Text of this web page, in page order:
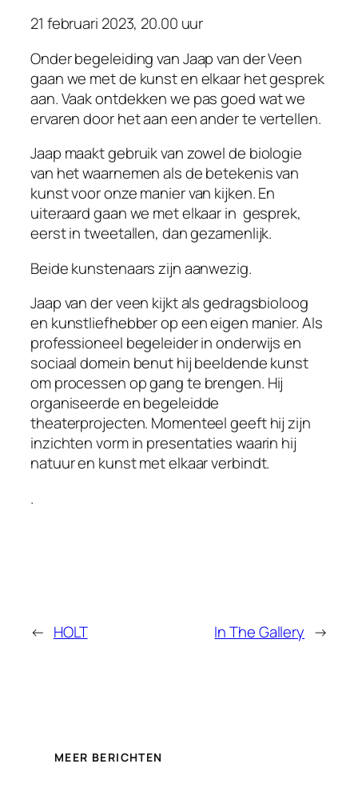
21 februari 2023, 20.00 uur
Onder begeleiding van Jaap van der Veen
gaan we met de kunst en elkaar het gesprek
aan. Vaak ontdekken we pas goed wat we
ervaren door het aan een ander te vertellen.
Jaap maakt gebruik van zowel de biologie
van het waarnemen als de betekenis van
kunst voor onze manier van kijken. En
uiteraard gaan we met elkaar in gesprek,
eerst in tweetallen, dan gezamenlijk.
Beide kunstenaars zijn aanwezig.
Jaap van der veen kijkt als gedragsbioloog
en kunstliefhebber op een eigen manier. Als
professioneel begeleider in onderwijs en
sociaal domein benut hij beeldende kunst
om processen op gang te brengen. Hij
organiseerde en begeleidde
theaterprojecten. Momenteel geeft hij zijn
inzichten vorm in presentaties waarin hij
natuur en kunst met elkaar verbindt.
.
← HOLT In The Gallery →
MEER BERICHTEN